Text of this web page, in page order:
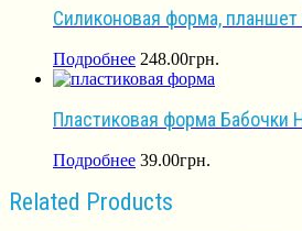
Силиконовая форма,
Подробнее 248.00грн.
Пластиковая форма Бабочки
Подробнее 39.00грн.
Related Products